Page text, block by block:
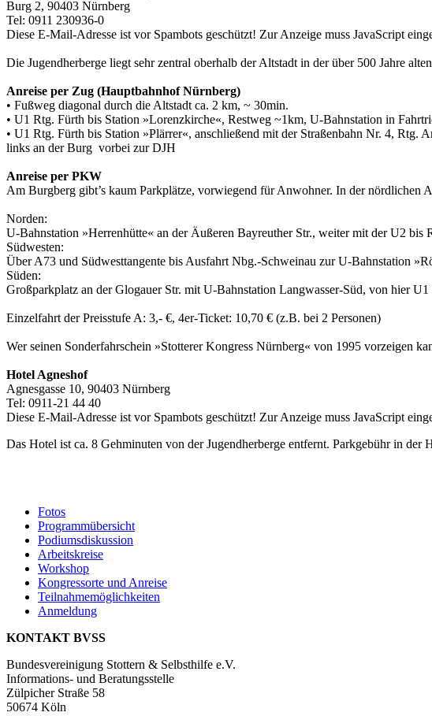
Burg 2, 90403 Nürnberg
Tel: 0911 230936-0
Diese E-Mail-Adresse ist vor Spambots geschützt! Zur Anzeige muss JavaScript
Die Jugendherberge liegt sehr zentral oberhalb der Altstadt in der über 500 Jahre
Anreise per Zug (Hauptbahnhof Nürnberg)
• Fußweg diagonal durch die Altstadt ca. 2 km, ~ 30min.
• U1 Rtg. Fürth bis Station »Lorenzkirche«, Restweg ~1km, U-Bahnstation in
• U1 Rtg. Fürth bis Station »Plärrer«, anschließend mit der Straßenbahn Nr. 4,
links an der Burg vorbei zur DJH
Anreise per PKW
Am Burgberg gibt’s kaum Parkplätze, vorwiegend für Anwohner. In der nördlichen
Norden:
U-Bahnstation »Herrenhütte« an der Äußeren Bayreuther Str., weiter mit der U2
Südwesten:
Über A73 und Südwesttangente bis Ausfahrt Nbg.-Schweinau zur U-Bahnstation
Süden:
Großparkplatz an der Glogauer Str. mit U-Bahnstation Langwasser-Süd, von hier
Einzelfahrt der Preisstufe A: 3,- €, 4er-Ticket: 10,70 € (z.B. bei 2 Personen)
Wer seinen Sonderfahrschein »Stotterer Kongress Nürnberg« von 1995 vorzeigen
Hotel Agneshof
Agnesgasse 10, 90403 Nürnberg
Tel: 0911-21 44 40
Diese E-Mail-Adresse ist vor Spambots geschützt! Zur Anzeige muss JavaScript
Das Hotel ist ca. 8 Gehminuten von der Jugendherberge entfernt. Parkgebühr in der
Fotos
Programmübersicht
Podiumsdiskussion
Arbeitskreise
Workshop
Kongressorte und Anreise
Teilnahmemöglichkeiten
Anmeldung
KONTAKT BVSS
Bundesvereinigung Stottern & Selbsthilfe e.V.
Informations- und Beratungsstelle
Zülpicher Straße 58
50674 Köln